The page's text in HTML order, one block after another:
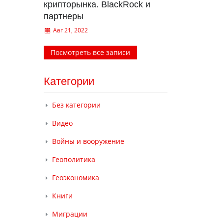
крипторынка. BlackRock и
партнеры
Авг 21, 2022
Посмотреть все записи
Категории
Без категории
Видео
Войны и вооружение
Геополитика
Геоэкономика
Книги
Миграции